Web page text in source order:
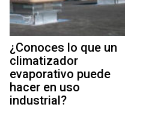
¿Conoces lo que un
climatizador
evaporativo puede
hacer en uso
industrial?